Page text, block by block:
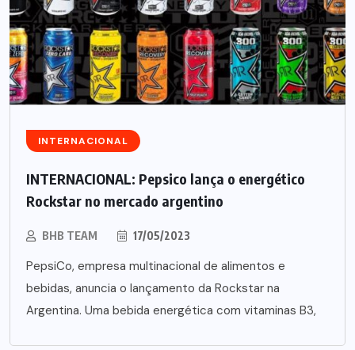
INTERNACIONAL
INTERNACIONAL: Pepsico lança o energético
Rockstar no mercado argentino
BHB TEAM 17/05/2023
PepsiCo, empresa multinacional de alimentos e
bebidas, anuncia o lançamento da Rockstar na
Argentina. Uma bebida energética com vitaminas B3,